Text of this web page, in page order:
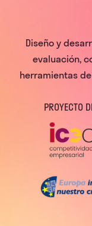
Diseño y
evaluación,
herramientas
PROYECTO